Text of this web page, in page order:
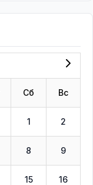
Сб Вс
1 2
8 9
15 16